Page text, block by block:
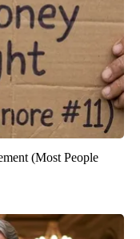
(Most People